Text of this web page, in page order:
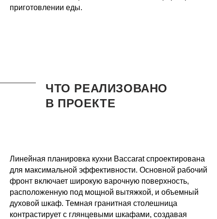
приготовлении еды.
ЧТО РЕАЛИЗОВАНО
В ПРОЕКТЕ
Линейная планировка кухни Baccarat спроектирована
для максимальной эффективности. Основной рабочий
фронт включает широкую варочную поверхность,
расположенную под мощной вытяжкой, и объемный
духовой шкаф. Темная гранитная столешница
контрастирует с глянцевыми шкафами, создавая